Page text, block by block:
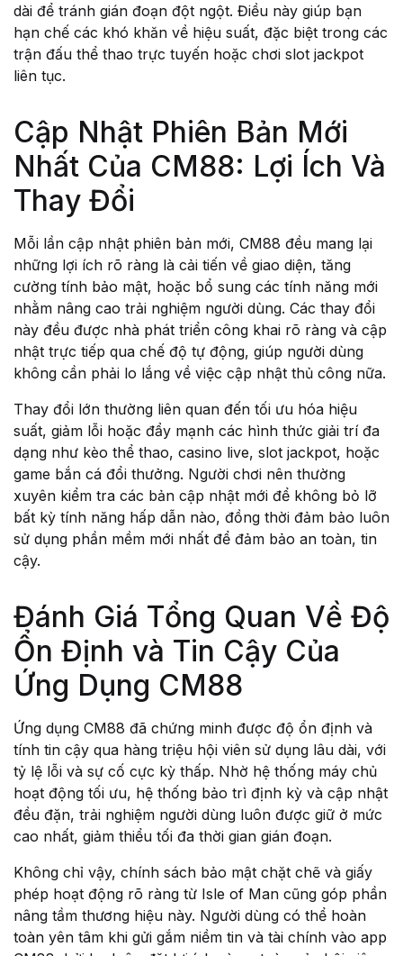
dài để tránh gián đoạn đột ngột. Điều này giúp bạn
hạn chế các khó khăn về hiệu suất, đặc biệt trong các
trận đấu thể thao trực tuyến hoặc chơi slot jackpot
liên tục.
Cập Nhật Phiên Bản Mới
Nhất Của CM88: Lợi Ích Và
Thay Đổi
Mỗi lần cập nhật phiên bản mới, CM88 đều mang lại
những lợi ích rõ ràng là cải tiến về giao diện, tăng
cường tính bảo mật, hoặc bổ sung các tính năng mới
nhằm nâng cao trải nghiệm người dùng. Các thay đổi
này đều được nhà phát triển công khai rõ ràng và cập
nhật trực tiếp qua chế độ tự động, giúp người dùng
không cần phải lo lắng về việc cập nhật thủ công nữa.
Thay đổi lớn thường liên quan đến tối ưu hóa hiệu
suất, giảm lỗi hoặc đẩy mạnh các hình thức giải trí đa
dạng như kèo thể thao, casino live, slot jackpot, hoặc
game bắn cá đổi thưởng. Người chơi nên thường
xuyên kiểm tra các bản cập nhật mới để không bỏ lỡ
bất kỳ tính năng hấp dẫn nào, đồng thời đảm bảo luôn
sử dụng phần mềm mới nhất để đảm bảo an toàn, tin
cậy.
Đánh Giá Tổng Quan Về Độ
Ổn Định và Tin Cậy Của
Ứng Dụng CM88
Ứng dụng CM88 đã chứng minh được độ ổn định và
tính tin cậy qua hàng triệu hội viên sử dụng lâu dài, với
tỷ lệ lỗi và sự cố cực kỳ thấp. Nhờ hệ thống máy chủ
hoạt động tối ưu, hệ thống bảo trì định kỳ và cập nhật
đều đặn, trải nghiệm người dùng luôn được giữ ở mức
cao nhất, giảm thiểu tối đa thời gian gián đoạn.
Không chỉ vậy, chính sách bảo mật chặt chẽ và giấy
phép hoạt động rõ ràng từ Isle of Man cũng góp phần
nâng tầm thương hiệu này. Người dùng có thể hoàn
toàn yên tâm khi gửi gắm niềm tin và tài chính vào app